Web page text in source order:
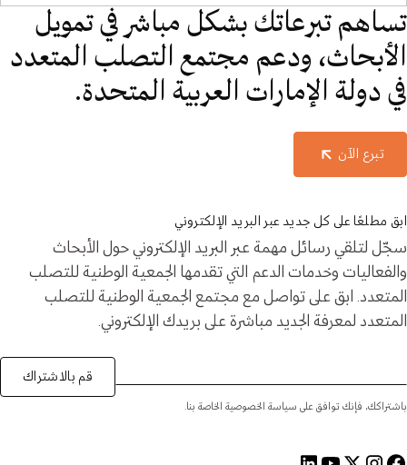
تساهم تبرعاتك بشكل مباشر في تمويل
الأبحاث، ودعم مجتمع التصلب المتعدد
في دولة الإمارات العربية المتحدة.
تبرع الآن
ابق مطلعًا على كل جديد عبر البريد الإلكتروني
سجّل لتلقي رسائل مهمة عبر البريد الإلكتروني حول الأبحاث
والفعاليات وخدمات الدعم التي تقدمها الجمعية الوطنية للتصلب
المتعدد. ابق على تواصل مع مجتمع الجمعية الوطنية للتصلب
المتعدد لمعرفة الجديد مباشرة على بريدك الإلكتروني.
باشتراكك، فإنك توافق على سياسة الخصوصية الخاصة بنا.
قم بالاشتراك